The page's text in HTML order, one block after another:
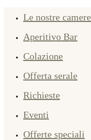
Le nostre camere
Aperitivo Bar
Colazione
Offerta serale
Richieste
Eventi
Offerte speciali